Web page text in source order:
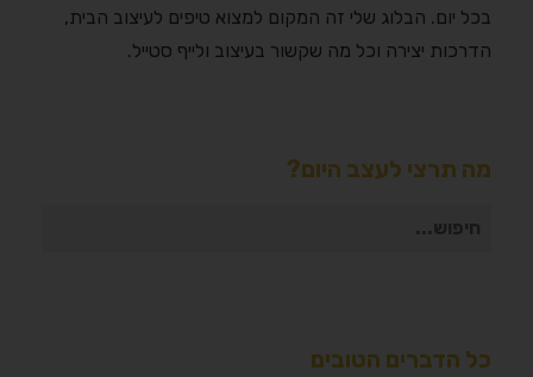
בכל יום. הבלוג שלי זה המקום למצוא טיפים לעיצוב הבית,
הדרכות יצירה וכל מה שקשור בעיצוב ולייף סטייל.
מה תרצי לעצב היום?
חיפוש
כל הדברים הטובים